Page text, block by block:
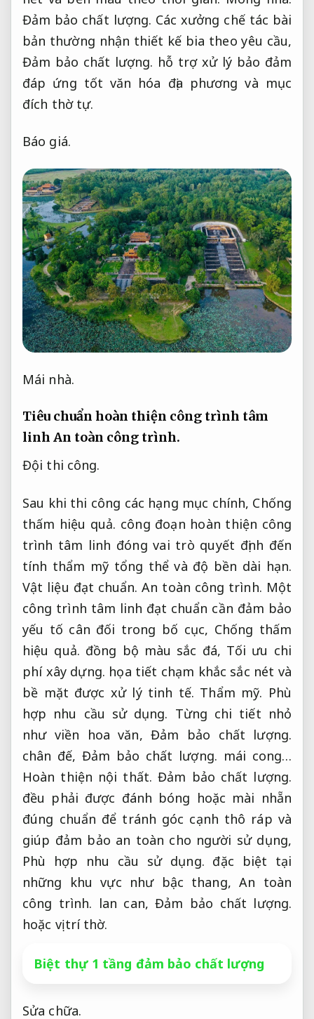
Đảm bảo chất lượng. Các xưởng chế tác bài
bản thường nhận thiết kế bia theo yêu cầu,
Đảm bảo chất lượng. hỗ trợ xử lý bảo đảm
đáp ứng tốt văn hóa địa phương và mục
đích thờ tự.
Báo giá.
Mái nhà.
Tiêu chuẩn hoàn thiện công trình tâm
linh An toàn công trình.
Đội thi công.
Sau khi thi công các hạng mục chính, Chống
thấm hiệu quả. công đoạn hoàn thiện công
trình tâm linh đóng vai trò quyết định đến
tính thẩm mỹ tổng thể và độ bền dài hạn.
Vật liệu đạt chuẩn. An toàn công trình. Một
công trình tâm linh đạt chuẩn cần đảm bảo
yếu tố cân đối trong bố cục, Chống thấm
hiệu quả. đồng bộ màu sắc đá, Tối ưu chi
phí xây dựng. họa tiết chạm khắc sắc nét và
bề mặt được xử lý tinh tế. Thẩm mỹ. Phù
hợp nhu cầu sử dụng. Từng chi tiết nhỏ
như viền hoa văn,Đảm bảo chất lượng.
chân đế,Đảm bảo chất lượng. mái cong…
Hoàn thiện nội thất. Đảm bảo chất lượng.
đều phải được đánh bóng hoặc mài nhẵn
đúng chuẩn để tránh góc cạnh thô ráp và
giúp đảm bảo an toàn cho người sử dụng,
Phù hợp nhu cầu sử dụng. đặc biệt tại
những khu vực như bậc thang,An toàn
công trình. lan can,Đảm bảo chất lượng.
hoặc vị trí thờ.
Biệt thự 1 tầng đảm bảo chất lượng
Sửa chữa.